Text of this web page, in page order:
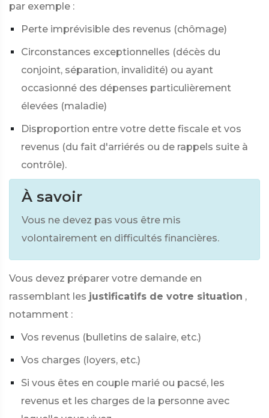
par exemple :
Perte imprévisible des revenus (chômage)
Circonstances exceptionnelles (décès du
conjoint, séparation, invalidité) ou ayant
occasionné des dépenses particulièrement
élevées (maladie)
Disproportion entre votre dette fiscale et vos
revenus (du fait d'arriérés ou de rappels suite à
contrôle).
À savoir
Vous ne devez pas vous être mis
volontairement en difficultés financières.
Vous devez préparer votre demande en
rassemblant les justificatifs de votre situation ,
notamment :
Vos revenus (bulletins de salaire, etc.)
Vos charges (loyers, etc.)
Si vous êtes en couple marié ou pacsé, les
revenus et les charges de la personne avec